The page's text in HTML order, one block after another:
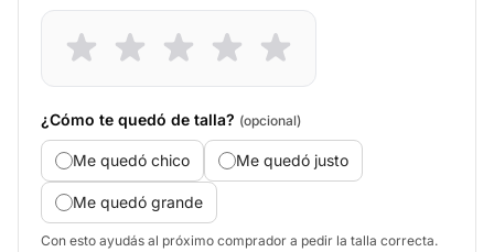
¿Cómo te quedó de talla? (opcional)
Me quedó chico Me quedó justo
Me quedó grande
Con esto ayudás al próximo comprador a pedir la talla correcta.